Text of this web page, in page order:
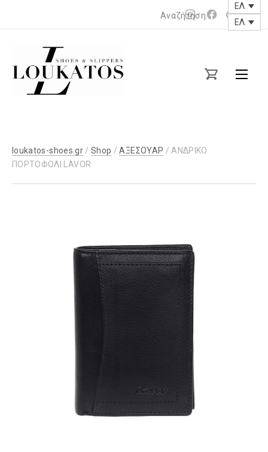
Νέο
παράθυρο
Νέο
παράθυρο
ΕΛ
ΕΛ
loukatos-
shoes.gr
loukatos-shoes.gr/Shop /ΑΞΕΣΟΥΑΡ / ΑΝΔΡΙΚΟ
ΠΟΡΤΟΦΟΛΙ LAVOR